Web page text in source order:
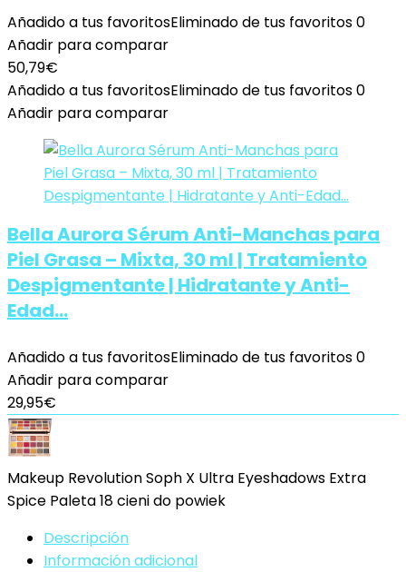
Añadido a tus favoritosEliminado de tus favoritos0
Añadir para comparar
50,79€
Añadido a tus favoritosEliminado de tus favoritos0
Añadir para comparar
Bella Aurora Sérum Anti-Manchas para
Piel Grasa – Mixta, 30 ml | Tratamiento
Despigmentante | Hidratante y Anti-
Edad…
Añadido a tus favoritosEliminado de tus favoritos0
Añadir para comparar
29,95€
Makeup Revolution Soph X Ultra Eyeshadows Extra
Spice Paleta 18 cieni do powiek
Descripción
Información adicional